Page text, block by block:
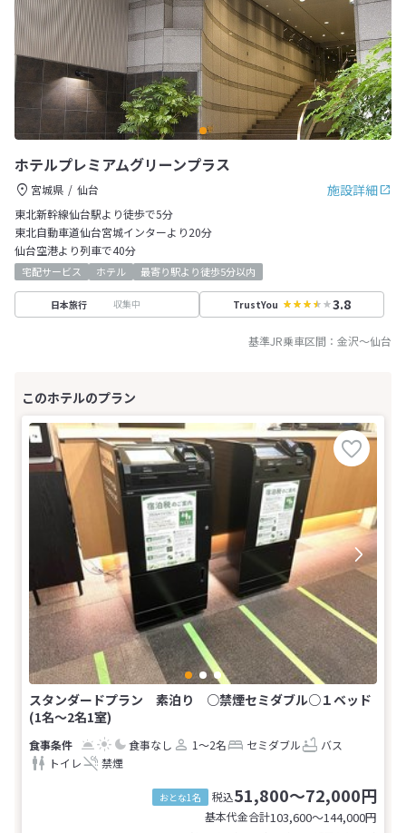
ホテルプレミアムグリーンプラス
施設詳細
宮城県
仙台
東北新幹線仙台駅より徒歩で5分
東北自動車道仙台宮城インターより20分
仙台空港より列車で40分
宅配サービス ホテル 最寄り駅より徒歩5分以内
日本旅行 収集中 TrustYou 3.8
基準JR乗車区間： 金沢～仙台
スタンダードプラン 素泊り ○禁煙セミダブル○１ベッド
(1名～2名1室)
食事なし 1～2名 セミダブル
バス
トイレ
禁煙
おとな1名 税込51,800～72,000円
基本代金合計103,600〜144,000円